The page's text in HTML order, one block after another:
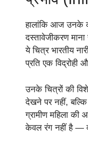
हालांकि आज उनके
दस्तावेजीकरण
ये चित्र भारतीय
प्रति एक विद्रोही
उनके चित्रों की
देखने पर नहीं,
ग्रामीण महिला की
केवल रंग नहीं है —